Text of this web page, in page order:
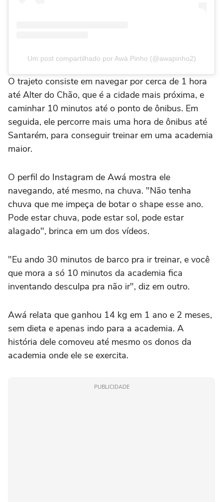
Um post compartilhado por Awá Pinho (@awapinho2)
O trajeto consiste em navegar por cerca de 1 hora
até Alter do Chão, que é a cidade mais próxima, e
caminhar 10 minutos até o ponto de ônibus. Em
seguida, ele percorre mais uma hora de ônibus até
Santarém, para conseguir treinar em uma academia
maior.
O perfil do Instagram de Awá mostra ele
navegando, até mesmo, na chuva. "Não tenha
chuva que me impeça de botar o shape esse ano.
Pode estar chuva, pode estar sol, pode estar
alagado", brinca em um dos vídeos.
"Eu ando 30 minutos de barco pra ir treinar, e você
que mora a só 10 minutos da academia fica
inventando desculpa pra não ir", diz em outro.
Awá relata que ganhou 14 kg em 1 ano e 2 meses,
sem dieta e apenas indo para a academia. A
história dele comoveu até mesmo os donos da
academia onde ele se exercita.
PUBLICIDADE